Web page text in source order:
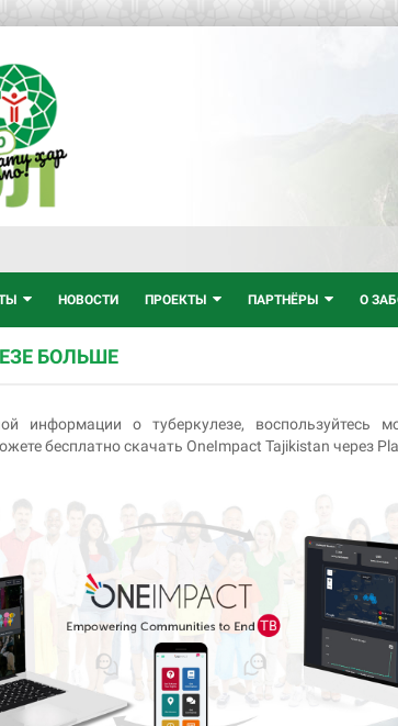
НОВОСТИ ПРОЕКТЫ ПАРТНЁРЫ О
БОЛЬШЕ
информации о туберкулезе, воспользуйтесь
бесплатно скачать OneImpact Tajikistan через